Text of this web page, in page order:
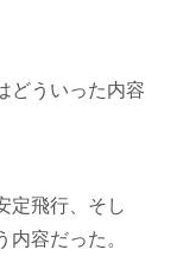
どういった内容
定飛行、そし
容だった。